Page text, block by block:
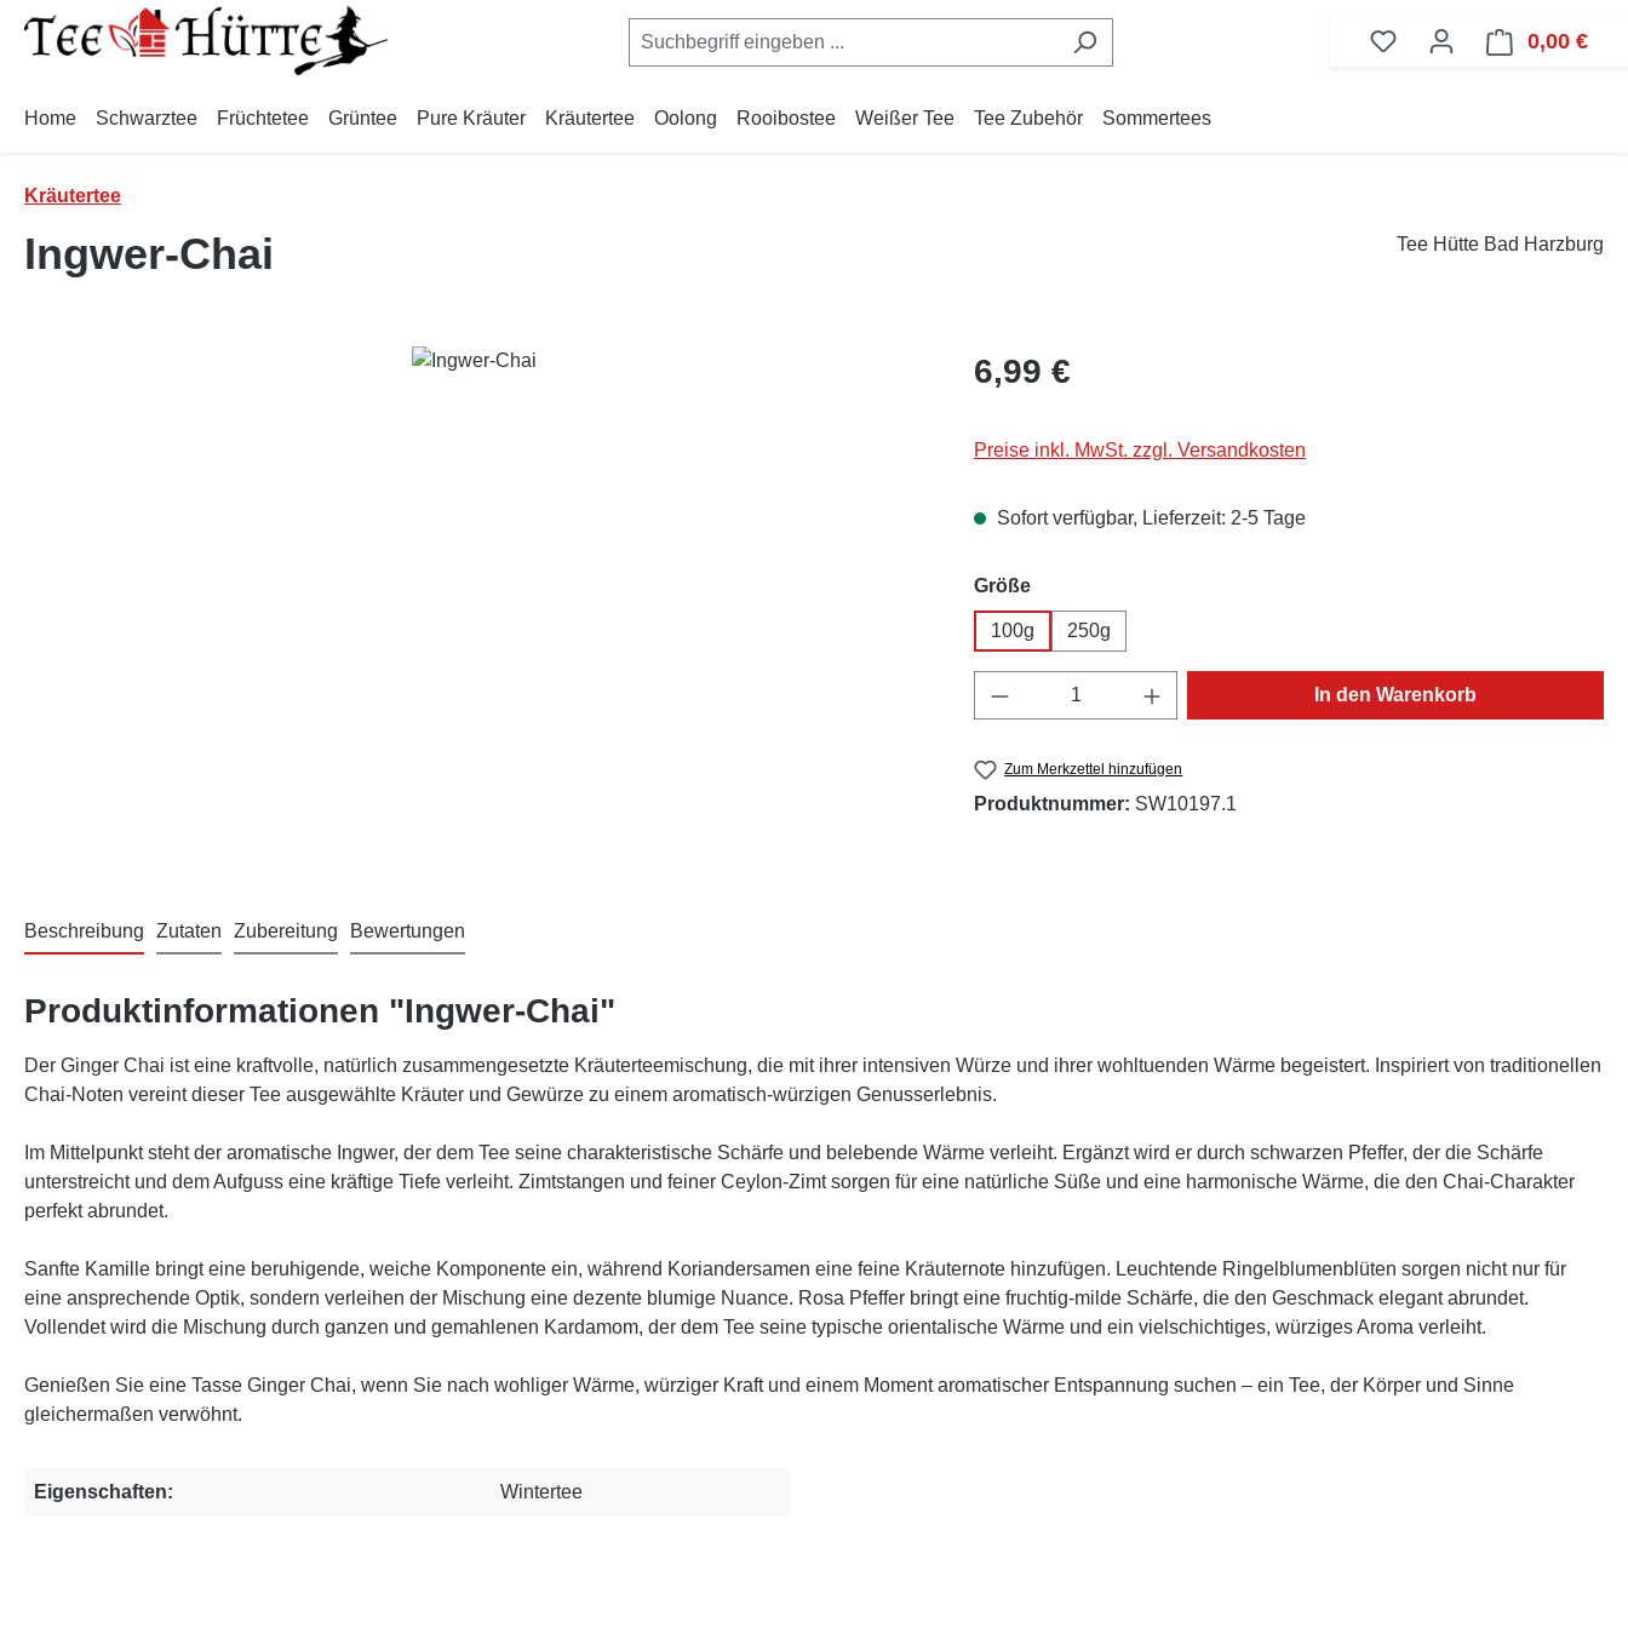
Hauptinhalt springen
Zur Suche springen
Zur Hauptnavigation springen
0,00 €
Home Schwarztee Früchtetee Grüntee Pure Kräuter Kräutertee Oolong Rooibostee Weißer Tee Tee Zubehör Sommertees
Kräutertee
Ingwer-Chai Tee Hütte Bad Harzburg
Regulärer Preis:
6,99 €
Preise inkl. MwSt. zzgl. Versandkosten
Sofort verfügbar, Lieferzeit: 2-5 Tage
Größeauswählen
100g 250g
Produkt Anzahl: Gib den gewünschten Wert ein
In den Warenkorb
Zum Merkzettel hinzufügen
Produktnummer: SW10197.1
Beschreibung Zutaten Zubereitung Bewertungen
Produktinformationen "Ingwer-Chai"
Der Ginger Chai ist eine kraftvolle, natürlich zusammengesetzte Kräuterteemischung, die mit ihrer intensiven Würze und ihrer wohltuenden Wärme begeistert. Inspiriert von traditionellen
Chai-Noten vereint dieser Tee ausgewählte Kräuter und Gewürze zu einem aromatisch-würzigen Genusserlebnis.
Im Mittelpunkt steht der aromatische Ingwer, der dem Tee seine charakteristische Schärfe und belebende Wärme verleiht. Ergänzt wird er durch schwarzen Pfeffer, der die Schärfe
unterstreicht und dem Aufguss eine kräftige Tiefe verleiht. Zimtstangen und feiner Ceylon-Zimt sorgen für eine natürliche Süße und eine harmonische Wärme, die den Chai-Charakter
perfekt abrundet.
Sanfte Kamille bringt eine beruhigende, weiche Komponente ein, während Koriandersamen eine feine Kräuternote hinzufügen. Leuchtende Ringelblumenblüten sorgen nicht nur für
eine ansprechende Optik, sondern verleihen der Mischung eine dezente blumige Nuance. Rosa Pfeffer bringt eine fruchtig-milde Schärfe, die den Geschmack elegant abrundet.
Vollendet wird die Mischung durch ganzen und gemahlenen Kardamom, der dem Tee seine typische orientalische Wärme und ein vielschichtiges, würziges Aroma verleiht.
Genießen Sie eine Tasse Ginger Chai, wenn Sie nach wohliger Wärme, würziger Kraft und einem Moment aromatischer Entspannung suchen – ein Tee, der Körper und Sinne
gleichermaßen verwöhnt.
Eigenschaften: Wintertee